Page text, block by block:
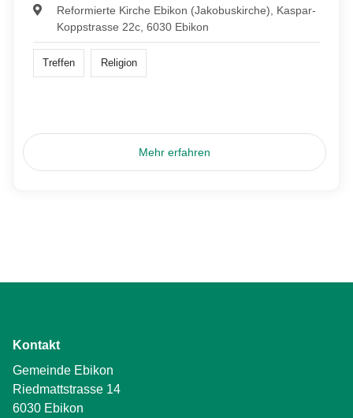
Reformierte Kirche Ebikon (Jakobuskirche), Kaspar-
Koppstrasse 22c, 6030 Ebikon
Treffen Religion
Mehr erfahren
Kontakt
Gemeinde Ebikon
Riedmattstrasse 14
6030 Ebikon